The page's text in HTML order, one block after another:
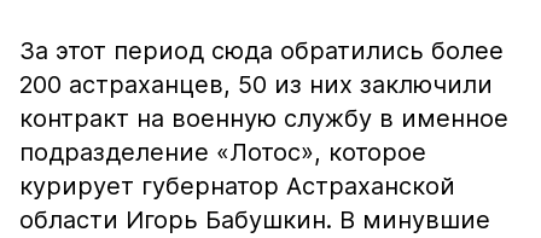
За этот период сюда обратились более
200 астраханцев, 50 из них заключили
контракт на военную службу в именное
подразделение «Лотос», которое
курирует губернатор Астраханской
области Игорь Бабушкин. В минувшие